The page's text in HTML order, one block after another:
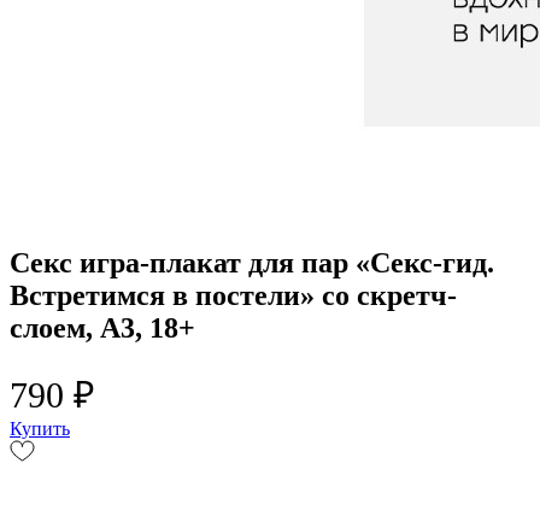
Секс игра-плакат для пар «Секс-гид.
Встретимся в постели» со скретч-
слоем, А3, 18+
790 ₽
Купить